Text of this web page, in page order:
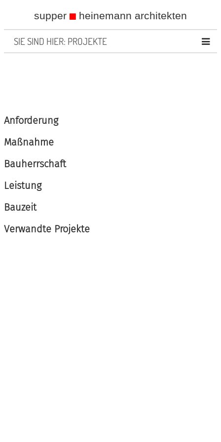
supper heinemann architekten
SIE SIND HIER: PROJEKTE
Anforderung
Maßnahme
Bauherrschaft
Leistung
Bauzeit
Verwandte Projekte